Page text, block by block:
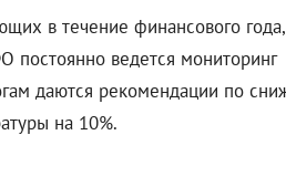
в течение финансового
ведется мониторинг
даются рекомендации по
на 10%.